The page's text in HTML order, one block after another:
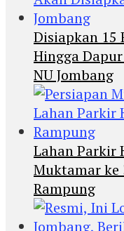
Disiapkan 15
Hingga
NU Jombang
Lahan Parkir
Muktamar ke
Rampung